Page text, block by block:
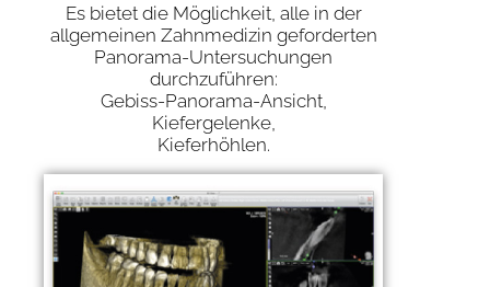
Es bietet die Möglichkeit, alle in der
allgemeinen Zahnmedizin geforderten
Panorama-Untersuchungen
durchzuführen:
Gebiss-Panorama-Ansicht,
Kiefergelenke,
Kieferhöhlen.